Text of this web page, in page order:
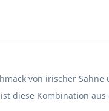
von irischer
diese Kombination